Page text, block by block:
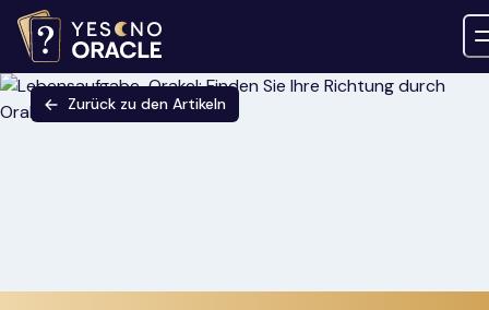
Zurück zu den Artikeln